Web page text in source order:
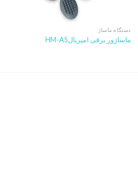
دستگاه ماساژ
ماساژور برقی امپریالHM-A5